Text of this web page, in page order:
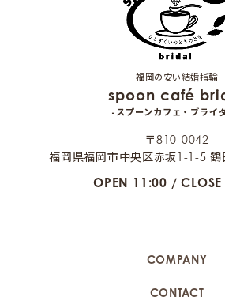
福岡の安い結婚指輪
spoon café
-スプーンカフェ・ブライ
〒810-0042
福岡県福岡市中央区赤坂1-1-5 鶴
OPEN 11:00 /
COMPANY
CONTACT